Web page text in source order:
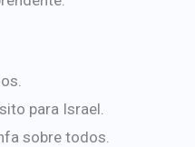
para Israel.
sobre todos.